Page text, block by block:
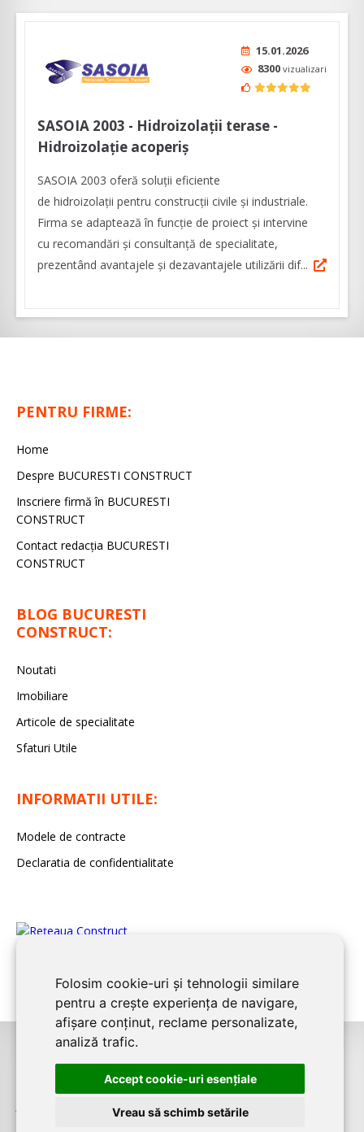
Folosim cookie-uri și tehnologii similare
pentru a crește experiența de navigare,
afișare conținut, reclame personalizate,
analiză trafic.
Accept cookie-uri esenţiale
Vreau să schimb setările
15.01.2026
8300 vizualizari
SASOIA 2003 - Hidroizolații terase -
Hidroizolație acoperiș
SASOIA 2003 oferă soluții eficiente
de hidroizolații pentru construcții civile și industriale.
Firma se adaptează în funcție de proiect și intervine
cu recomandări și consultanță de specialitate,
prezentând avantajele și dezavantajele utilizării dif...
PENTRU FIRME:
Home
Despre BUCURESTI CONSTRUCT
Inscriere firmă în BUCURESTI
CONSTRUCT
Contact redacţia BUCURESTI
CONSTRUCT
BLOG BUCURESTI
CONSTRUCT:
Noutati
Imobiliare
Articole de specialitate
Sfaturi Utile
INFORMATII UTILE:
Modele de contracte
Declaratia de confidentialitate
BUCURESTI CONSTRUCTeste un serviciu de promovare online
pentru firme. Proiect digital dezvoltat deLIVE COMMUNICATIONS SRL
J12/4191/2006, RO19492087